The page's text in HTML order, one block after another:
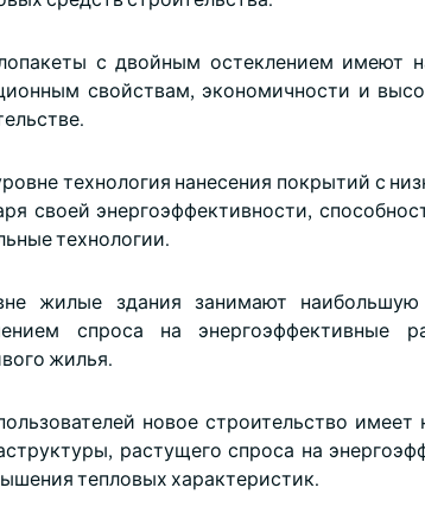
с двойным остеклением имеют
свойствам, экономичности и
технология нанесения покрытий с
своей энергоэффективности,
технологии.
жилые здания занимают
спроса на энергоэффективные
жилья.
новое строительство
растущего спроса на
тепловых характеристик.